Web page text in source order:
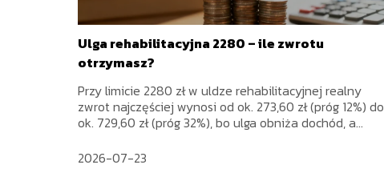
Ulga rehabilitacyjna 2280 – ile zwrotu
otrzymasz?
Przy limicie 2280 zł w uldze rehabilitacyjnej realny
zwrot najczęściej wynosi od ok. 273,60 zł (próg 12%) do
ok. 729,60 zł (próg 32%), bo ulga obniża dochód, a...
2026-07-23